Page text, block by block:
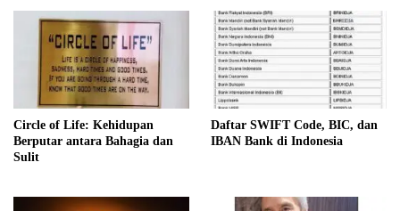
Circle of Life: Kehidupan
Berputar antara Bahagia dan
Sulit
Daftar SWIFT Code, BIC, dan
IBAN Bank di Indonesia